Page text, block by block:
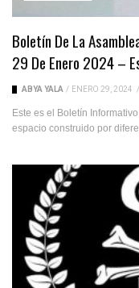
Boletín De La
29 De Enero 2024 –
ABYA YALA / ENERO 29, 2024 /
Este es el Boletín
espacio construido por